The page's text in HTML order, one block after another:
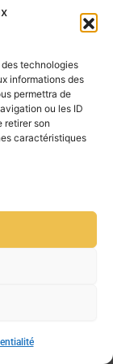
technologies
informations des
permettra de
ou les ID
retirer son
caractéristiques
SUIVANT
by